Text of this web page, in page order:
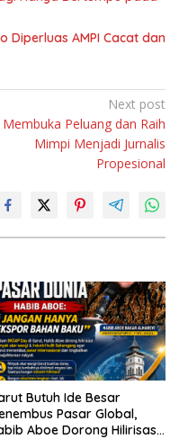
Diperluas AMPI Cacat dan
Next post
Membuka Peluang dan Raih
Mimpi Menjadi Jurnalis
Propesional
Butuh Ide Besar
Pasar Global,
Aboe Dorong Hilirisasi